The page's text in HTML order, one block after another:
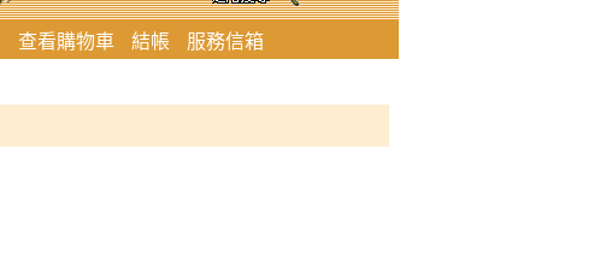
查看購物車 結帳 服務信箱